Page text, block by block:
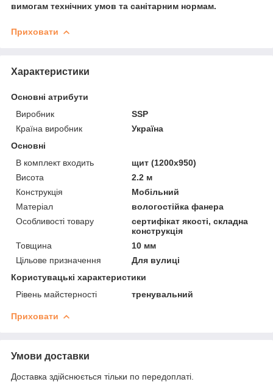
вимогам технічних умов та санітарним нормам.
Приховати
Характеристики
Основні атрибути
Виробник
SSP
Країна виробник
Україна
Основні
В комплект входить
щит (1200х950)
Висота
2.2 м
Конструкція
Мобільний
Матеріал
вологостійка фанера
Особливості товару
сертифікат якості, складна
конструкція
Товщина
10 мм
Цільове призначення
Для вулиці
Користувацькі характеристики
Рівень майстерності
тренувальний
Приховати
Умови доставки
Доставка здійснюється тільки по передоплаті.